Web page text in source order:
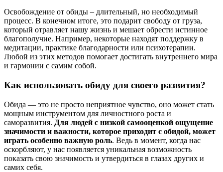
Освобождение от обиды – длительный, но необходимый
процесс. В конечном итоге, это подарит свободу от груза,
который отравляет нашу жизнь и мешает обрести истинное
благополучие. Например, некоторые находят поддержку в
медитации, практике благодарности или психотерапии.
Любой из этих методов помогает достигать внутреннего мира
и гармонии с самим собой.
Как использовать обиду для своего развития?
Обида — это не просто неприятное чувство, оно может стать
мощным инструментом для личностного роста и
саморазвития. Для людей с низкой самооценкой ощущение
значимости и важности, которое приходит с обидой, может
играть особенно важную роль. Ведь в момент, когда нас
оскорбляют, у нас появляется уникальная возможность
показать свою значимость и утвердиться в глазах других и
самих себя.